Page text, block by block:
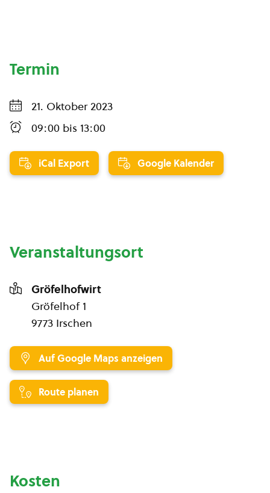
Termin
21. Oktober 2023
09:00 bis 13:00
iCal Export Google Kalender
Veranstaltungsort
Gröfelhofwirt
Gröfelhof 1
9773 Irschen
Auf Google Maps anzeigen
Route planen
Kosten